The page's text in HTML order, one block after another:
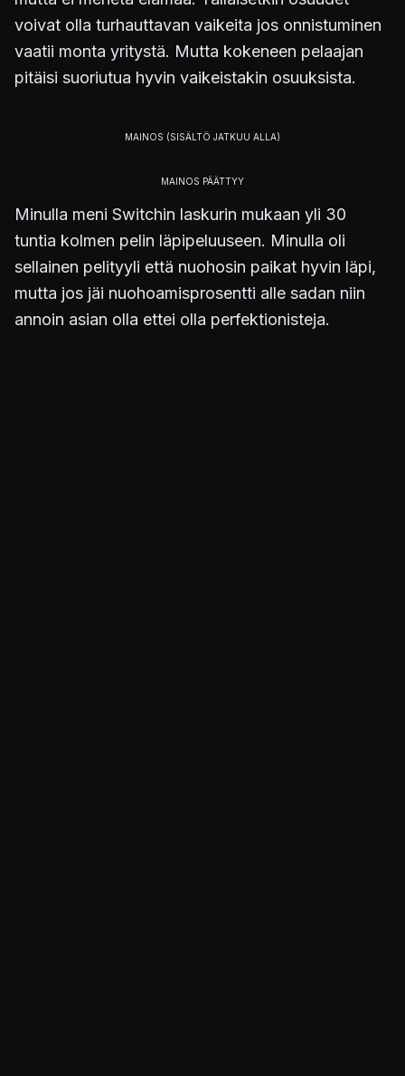
voivat olla turhauttavan vaikeita jos onnistuminen
vaatii monta yritystä. Mutta kokeneen pelaajan
pitäisi suoriutua hyvin vaikeistakin osuuksista.
Minulla meni Switchin laskurin mukaan yli 30
tuntia kolmen pelin läpipeluuseen. Minulla oli
sellainen pelityyli että nuohosin paikat hyvin läpi,
mutta jos jäi nuohoamisprosentti alle sadan niin
annoin asian olla ettei olla perfektionisteja.